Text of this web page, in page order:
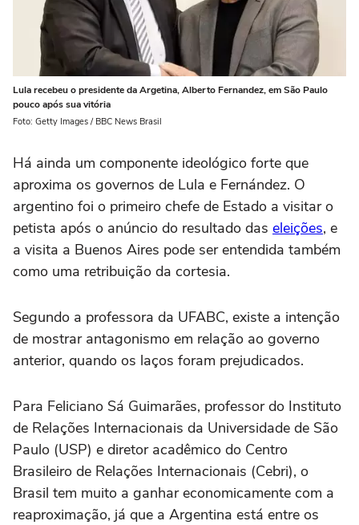
Lula recebeu o presidente da Argetina, Alberto Fernandez, em São Paulo
pouco após sua vitória
Foto: Getty Images / BBC News Brasil
Há ainda um componente ideológico forte que
aproxima os governos de Lula e Fernández. O
argentino foi o primeiro chefe de Estado a visitar o
petista após o anúncio do resultado das eleições, e
a visita a Buenos Aires pode ser entendida também
como uma retribuição da cortesia.
Segundo a professora da UFABC, existe a intenção
de mostrar antagonismo em relação ao governo
anterior, quando os laços foram prejudicados.
Para Feliciano Sá Guimarães, professor do Instituto
de Relações Internacionais da Universidade de São
Paulo (USP) e diretor acadêmico do Centro
Brasileiro de Relações Internacionais (Cebri), o
Brasil tem muito a ganhar economicamente com a
reaproximação, já que a Argentina está entre os